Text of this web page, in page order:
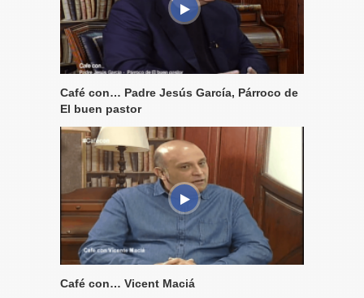
Café con… Padre Jesús García, Párroco de
El buen pastor
Café con… Vicent Maciá